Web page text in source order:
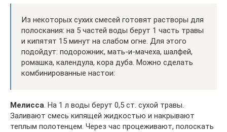
Из некоторых сухих смесей готовят растворы для
полоскания: на 5 частей воды берут 1 часть травы
и кипятят 15 минут на слабом огне. Для этого
подойдут: подорожник, мать-и-мачеха, шалфей,
ромашка, календула, кора дуба. Можно сделать
комбинированные настои:
Мелисса. На 1 л воды берут 0,5 ст. сухой травы.
Заливают смесь кипящей жидкостью и накрывают
теплым полотенцем. Через час процеживают, полоскать